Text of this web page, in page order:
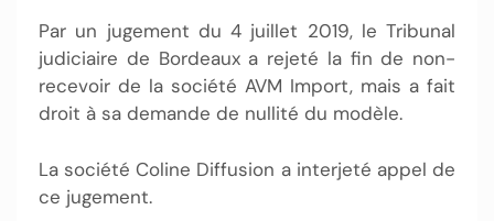
Par un jugement du 4 juillet 2019, le Tribunal
judiciaire de Bordeaux a rejeté la fin de non-
recevoir de la société AVM Import, mais a fait
droit à sa demande de nullité du modèle.
La société Coline Diffusion a interjeté appel de
ce jugement.